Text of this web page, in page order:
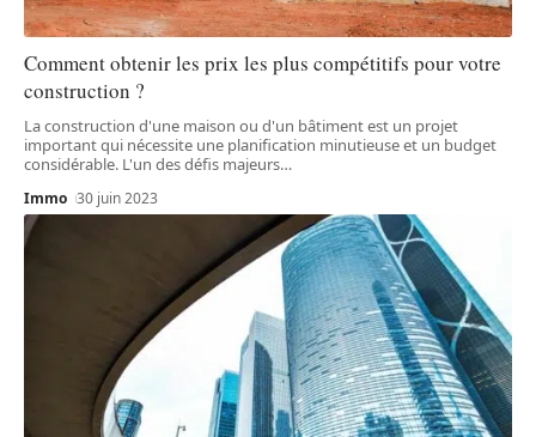
Comment obtenir les prix les plus compétitifs pour votre
construction ?
La construction d'une maison ou d'un bâtiment est un projet
important qui nécessite une planification minutieuse et un budget
considérable. L'un des défis majeurs…
Immo 30 juin 2023